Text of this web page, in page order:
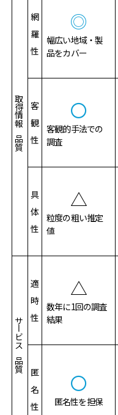
取得情報の品質
網
羅
性
◎
幅広い地域・製
品をカバー
客
観
性
〇
客観的手法での
調査
具
体
性
△
粒度の粗い推定
値
サービスの品質
適
時
性
△
数年に1回の調査
結果
匿
名
性
〇
匿名性を担保